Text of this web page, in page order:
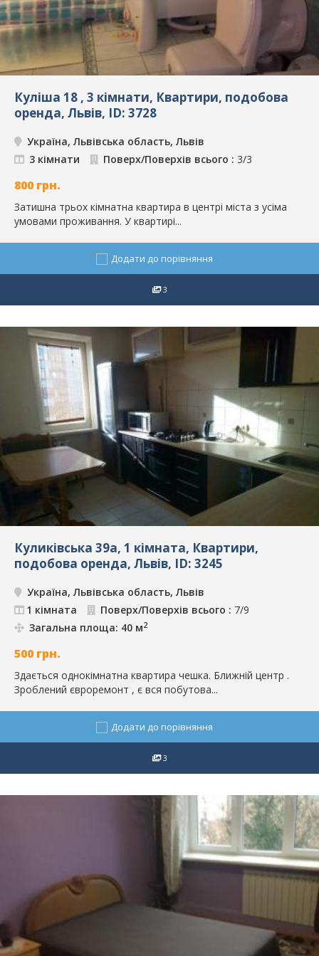
Куліша 18 , 3 кімнати, Квартири, подобова
оренда, Львів, ID: 3728
Україна, Львівська область, Львів
3 кімнати
Поверх/Поверхів всього : 3/3
800 грн.
Затишна трьох кімнатна квартира в центрі міста з усіма
умовами проживання. У квартирі...
Додати до порівняння
3
Куликівська 39а, 1 кімната, Квартири,
подобова оренда, Львів, ID: 3245
Україна, Львівська область, Львів
1 кімната
Поверх/Поверхів всього : 7/9
Загальна площа: 40 м2
500 грн.
Здається однокімнатна квартира чешка. Ближній центр .
Зроблений євроремонт , є вся побутова...
Додати до порівняння
3